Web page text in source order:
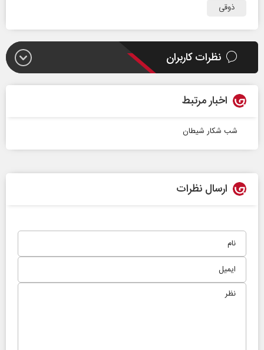
ذوقی
نظرات کاربران
اخبار مرتبط
شب شکار شیطان
ارسال نظرات